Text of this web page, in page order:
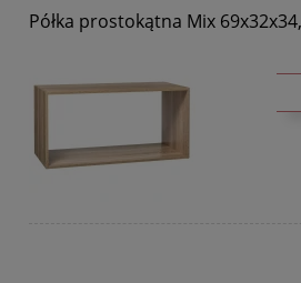
Półka prostokątna Mix